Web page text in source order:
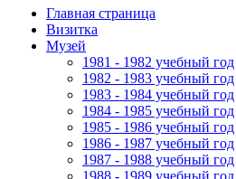
Главная страница
Визитка
Музей
1981 - 1982 учебный год
1982 - 1983 учебный год
1983 - 1984 учебный год
1984 - 1985 учебный год
1985 - 1986 учебный год
1986 - 1987 учебный год
1987 - 1988 учебный год
1988 - 1989 учебный год